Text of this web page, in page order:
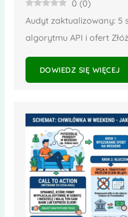
0 (0)
Audyt zaktualizowany: 5
algorytmu API i ofert
DOWIEDZ SIĘ WIĘCEJ